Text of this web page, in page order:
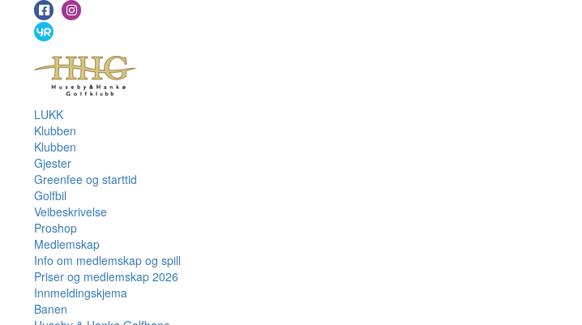
LUKK
Klubben
Klubben
Gjester
Greenfee og starttid
Golfbil
Veibeskrivelse
Proshop
Medlemskap
Info om medlemskap og spill
Priser og medlemskap 2026
Innmeldingskjema
Banen